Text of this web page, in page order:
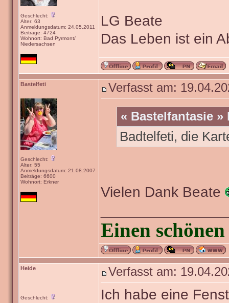
Geschlecht:
Alter: 63
Anmeldungsdatum: 24.05.2011
Beiträge: 4724
Wohnort: Bad Pyrmont/
Niedersachsen
LG Beate
Das Leben ist ein
Bastelfeti
Geschlecht:
Alter: 55
Anmeldungsdatum: 21.08.2007
Beiträge: 6600
Wohnort: Erkner
Verfasst am:
« Bastelfantasie
Badtelfeti, die
Vielen Dank Beate
Einen
Heide
Geschlecht:
Verfasst am:
Ich habe eine